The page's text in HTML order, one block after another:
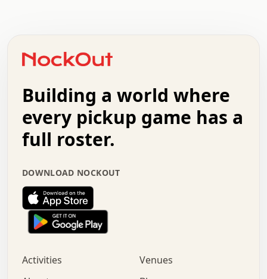
+   .   .   .   .   .   .   .   .   .   +   .   .
.   .   .   .   .   .   .   .   .   .   .   :   .
.   .   .   .   +   .   .   .   .   .   .   .   +
.   :   .   .   .   .   .   .   .   .   o   .   .
.   .   x   .   .   .   .   .   .   :   .   .   o
.   .   .   .   :   .   .   .   .   o   .   .   .
.   .   .   .   .   .   .   :   .   .   .   .   .
.   .   .   .   .   .   .   +   .   .   x   .   .
.   .   .   .   .   :   +   .   .   .   .   .   o
.   .   .   .   .   .   .   .   .   .   .   .   .
.   .   :   o   .   .   .   .   .   .   .   +   .
.   o   .   .   .   .   x   .   .   .   .   .   .
+   .   o   .   .   .   .   o   .   .   .   .
Building a world where
every pickup game has a
full roster.
DOWNLOAD NOCKOUT
Activities
Venues